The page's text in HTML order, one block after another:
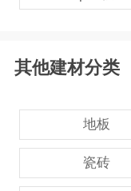
其他建材分类
地板
瓷砖